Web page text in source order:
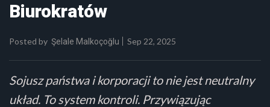
Biurokratów
Posted by Şelale Malkoçoğlu Sep 22, 2025
Sojusz państwa i korporacji to nie jest neutralny
układ. To system kontroli. Przywiązując